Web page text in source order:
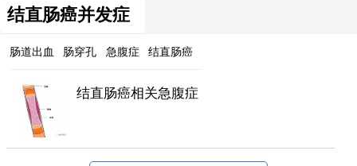
结直肠癌并发症
肠道出血 肠穿孔 急腹症 结直肠癌
结直肠癌相关急腹症